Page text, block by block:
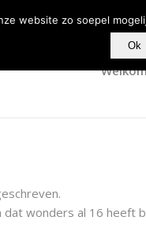
dat wonders al 16 heeft
website zo soepel
Ok